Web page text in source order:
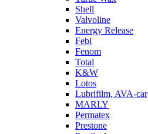
Shell
Valvoline
Energy Release
Febi
Fenom
Total
K&W
Lotos
Lubrifilm, AVA-car
MARLY
Permatex
Prestone